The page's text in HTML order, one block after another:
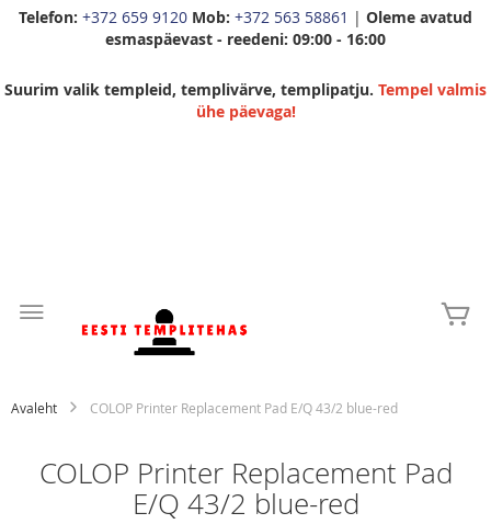
Telefon: +372 659 9120 Mob: +372 563 58861 | Oleme avatud
esmaspäevast - reedeni: 09:00 - 16:00
Suurim valik templeid, templivärve, templipatju. Tempel valmis
ühe päevaga!
Content
Avaleht COLOP Printer Replacement Pad E/Q 43/2 blue-red
COLOP Printer Replacement Pad
E/Q 43/2 blue-red